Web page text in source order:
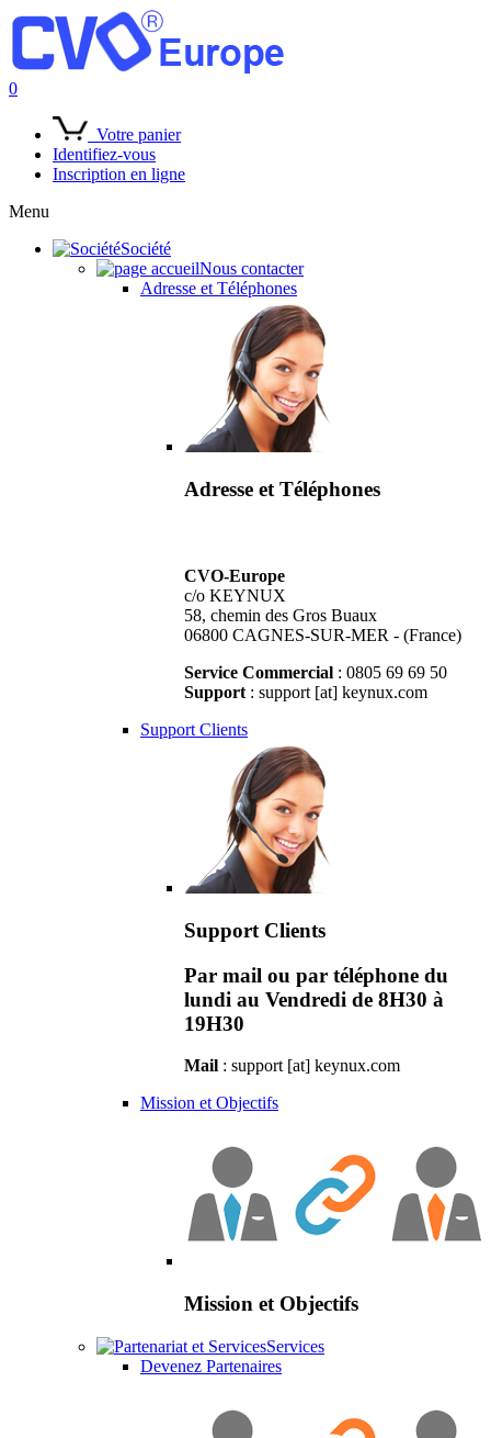
0
Votre panier
Identifiez-vous
Inscription en ligne
Menu
Société
Nous contacter
Adresse et Téléphones
Adresse et Téléphones
CVO-Europe
c/o KEYNUX
58, chemin des Gros Buaux
06800 CAGNES-SUR-MER - (France)
Service Commercial : 0805 69 69 50
Support : support [at] keynux.com
Support Clients
Support Clients
Par mail ou par téléphone du
lundi au Vendredi de 8H30 à
19H30
Mail : support [at] keynux.com
Mission et Objectifs
Mission et Objectifs
Services
Devenez Partenaires